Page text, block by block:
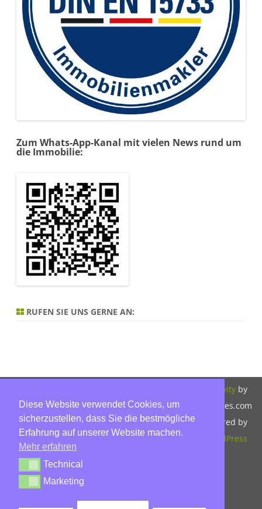
Zum Whats-App-Kanal mit vielen News rund um
die Immobilie:
RUFEN SIE UNS GERNE AN:
Hinnerk Warter,
Warter-
Immobilien,
Lübeck, Tel: 0451-
30503930, Mobil:
unsere
Datenschutzerklärung.
ZeroGravityby
GalussoThemes.com
Powered by
WordPress
Diese Website verwendet Cookies, um
sicherzustellen, dass Sie die bestmögliche
Erfahrung auf unserer Website machen.
Mehr erfahren
TechnicalTechnical
MarketingMarketing